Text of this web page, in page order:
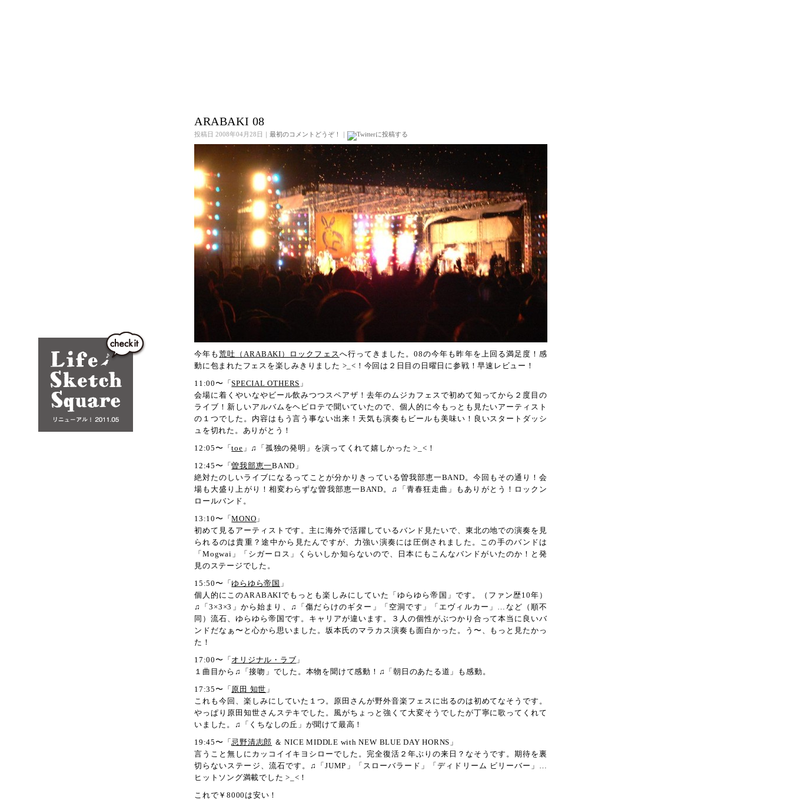
ARABAKI 08
投稿日 2008年04月28日 ｜ 最初のコメントどうぞ！ ｜
今年も荒吐（ARABAKI）ロックフェスへ行ってきました。08の今年も昨年を上回る満足度！感
動に包まれたフェスを楽しみきりました >_<！今回は２日目の日曜日に参戦！早速レビュー！
11:00〜「SPECIAL OTHERS 」
会場に着くやいなやビール飲みつつスペアザ！去年のムジカフェスで初めて知ってから２度目の
ライブ！新しいアルバムをヘビロテで聞いていたので、個人的に今もっとも見たいアーティスト
の１つでした。内容はもう言う事ない出来！天気も演奏もビールも美味い！良いスタートダッシ
ュを切れた。ありがとう！
12:05〜「toe 」♫「孤独の発明」を演ってくれて嬉しかった >_<！
12:45〜「曽我部恵一BAND」
絶対たのしいライブになるってことが分かりきっている曽我部恵一BAND。今回もその通り！会
場も大盛り上がり！相変わらずな曽我部恵一BAND。♫「青春狂走曲」もありがとう！ロックン
ロールバンド。
13:10〜「MONO 」
初めて見るアーティストです。主に海外で活躍しているバンド見たいで、東北の地での演奏を見
られるのは貴重？途中から見たんですが、力強い演奏には圧倒されました。この手のバンドは
「Mogwai」「シガーロス」くらいしか知らないので、日本にもこんなバンドがいたのか！と発
見のステージでした。
15:50〜「ゆらゆら帝国 」
個人的にこのARABAKIでもっとも楽しみにしていた「ゆらゆら帝国」です。（ファン歴10年）
♫「3×3×3」から始まり、♫「傷だらけのギター」「空洞です」「エヴィルカー」…など（順不
同）流石、ゆらゆら帝国です。キャリアが違います。３人の個性がぶつかり合って本当に良いバ
ンドだなぁ〜と心から思いました。坂本氏のマラカス演奏も面白かった。う〜、もっと見たかっ
た！
17:00〜「 オリジナル・ラブ 」
１曲目から♫「接吻」でした。本物を聞けて感動！♫「朝日のあたる道」も感動。
17:35〜「 原田 知世 」
これも今回、楽しみにしていた１つ。原田さんが野外音楽フェスに出るのは初めてなそうです。
やっぱり原田知世さんステキでした。風がちょっと強くて大変そうでしたが丁寧に歌ってくれて
いました。♫「くちなしの丘」が聞けて最高！
19:45〜「忌野清志郎 ＆ NICE MIDDLE with NEW BLUE DAY HORNS」
言うこと無しにカッコイイキヨシローでした。完全復活２年ぶりの来日？なそうです。期待を裏
切らないステージ、流石です。♫「JUMP」「スローバラード」「ディドリーム ビリーバー」…
ヒットソング満載でした >_<！
これで￥8000は安い！